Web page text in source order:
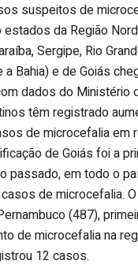
suspeitos de
da Região
Sergipe, Rio
a Bahia) e de Goiás
dados do Ministério
têm registrado
de microcefalia em
de Goiás foi a
passado, em todo o
de microcefalia.
(487),
de microcefalia na
12 casos.